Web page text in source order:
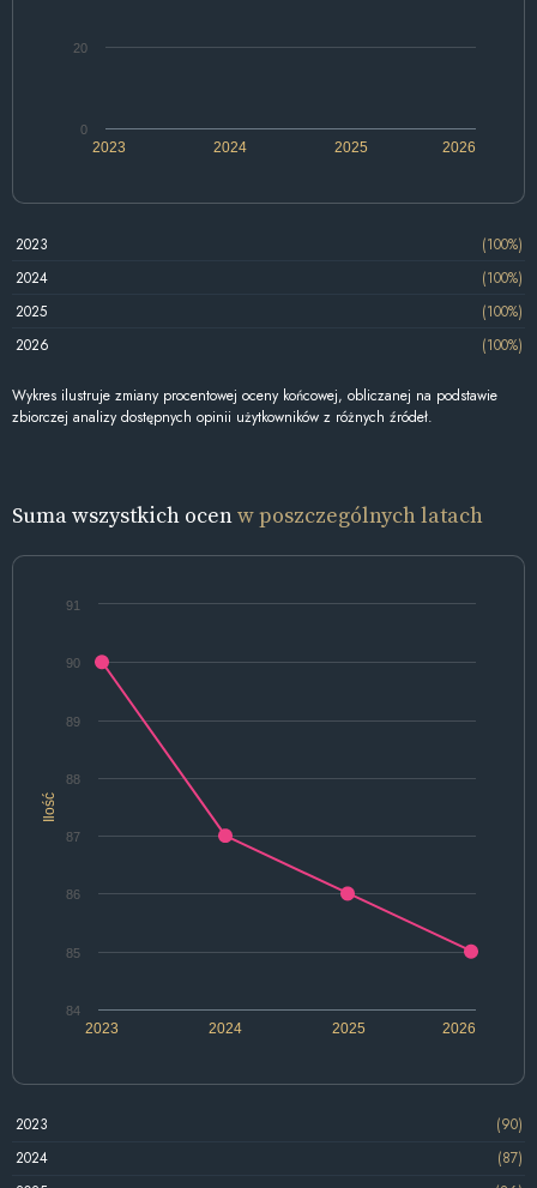
2024 2026
2023 2025
0
20
2023
(100%)
2024
(100%)
2025
(100%)
2026
(100%)
Wykres ilustruje zmiany procentowej oceny końcowej, obliczanej na podstawie
zbiorczej analizy dostępnych opinii użytkowników z różnych źródeł.
Suma wszystkich ocenw poszczególnych latach
Ilość
2024 2026
2023 2025
84
85
86
87
88
89
90
91
2023
(90)
2024
(87)